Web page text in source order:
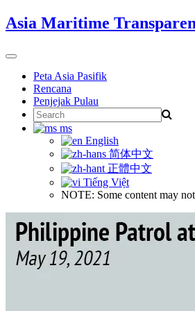
Skip
to
Asia Maritime
Toggle
navigationPeta Asia Pasifik
Rencana
Penjejak Pulau
Search
for:
ms
English
简体中文
正體中文
Tiếng Việt
NOTE: Some content may